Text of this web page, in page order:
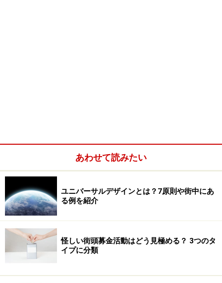
あわせて読みたい
ユニバーサルデザインとは？7原則や街中にあ
る例を紹介
怪しい街頭募金活動はどう見極める？ 3つのタ
イプに分類